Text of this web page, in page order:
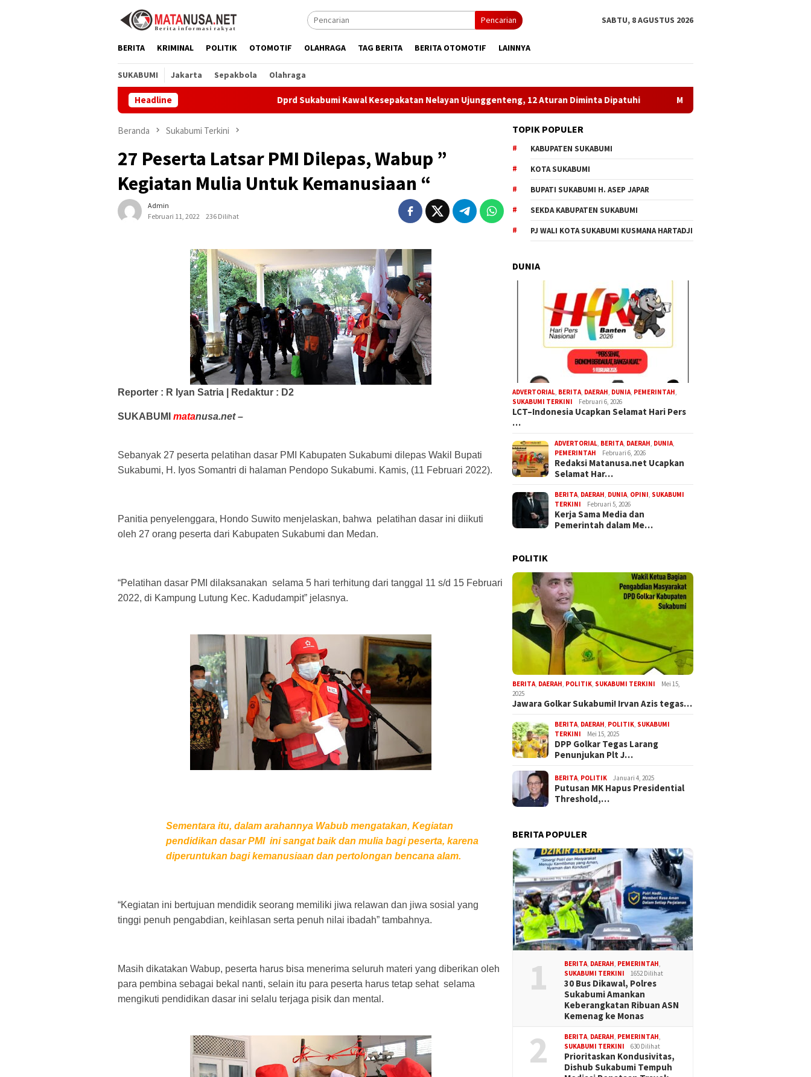
Pencarian SABTU, 8 AGUSTUS 2026
BERITA KRIMINAL POLITIK OTOMOTIF OLAHRAGA TAG BERITA BERITA OTOMOTIF LAINNYA
SUKABUMI Jakarta Sepakbola Olahraga
Headline Dprd Sukabumi Kawal Kesepakatan Nelayan Ujunggenteng, 12 Aturan Diminta Dipatuhi MBG di SDN Pasirwalang Disorot Wali Murid,
Beranda Sukabumi Terkini
27 Peserta Latsar PMI Dilepas, Wabup ”
Kegiatan Mulia Untuk Kemanusiaan “
Admin
Februari 11, 2022
236 Dilihat
Reporter : R Iyan Satria | Redaktur : D2
SUKABUMI matanusa.net –
Sebanyak 27 peserta pelatihan dasar PMI Kabupaten Sukabumi dilepas Wakil Bupati
Sukabumi, H. Iyos Somantri di halaman Pendopo Sukabumi. Kamis, (11 Februari 2022).
Panitia penyelenggara, Hondo Suwito menjelaskan, bahwa  pelatihan dasar ini diikuti
oleh 27 orang peserta dari Kabupaten Sukabumi dan Medan.
“Pelatihan dasar PMI dilaksanakan  selama 5 hari terhitung dari tanggal 11 s/d 15 Februari
2022, di Kampung Lutung Kec. Kadudampit” jelasnya.
Sementara itu, dalam arahannya Wabub mengatakan, Kegiatan
pendidikan dasar PMI  ini sangat baik dan mulia bagi peserta, karena
diperuntukan bagi kemanusiaan dan pertolongan bencana alam.
“Kegiatan ini bertujuan mendidik seorang memiliki jiwa relawan dan jiwa sosial yang
tinggi penuh pengabdian, keihlasan serta penuh nilai ibadah” tambahnya.
Masih dikatakan Wabup, peserta harus bisa menerima seluruh materi yang diberikan oleh
para pembina sebagai bekal nanti, selain itu para peserta harus tetap sehat  selama
mengikuti pendidikan dasar ini selalu terjaga pisik dan mental.
TOPIK POPULER
KABUPATEN SUKABUMI
KOTA SUKABUMI
BUPATI SUKABUMI H. ASEP JAPAR
SEKDA KABUPATEN SUKABUMI
PJ WALI KOTA SUKABUMI KUSMANA HARTADJI
DUNIA
ADVERTORIAL BERITA DAERAH DUNIA PEMERINTAH
SUKABUMI TERKINI
Februari 6, 2026
LCT–Indonesia Ucapkan Selamat Hari Pers
…
ADVERTORIAL BERITA DAERAH DUNIA
PEMERINTAH
Februari 6, 2026
Redaksi Matanusa.net Ucapkan
Selamat Har…
BERITA DAERAH DUNIA OPINI SUKABUMI
TERKINI
Februari 5, 2026
Kerja Sama Media dan
Pemerintah dalam Me…
POLITIK
BERITA DAERAH POLITIK SUKABUMI TERKINI
Mei 15,
2025
Jawara Golkar Sukabumi! Irvan Azis tegas…
BERITA DAERAH POLITIK SUKABUMI
TERKINI
Mei 15, 2025
DPP Golkar Tegas Larang
Penunjukan Plt J…
BERITA POLITIK Januari 4, 2025
Putusan MK Hapus Presidential
Threshold,…
BERITA POPULER
1 BERITA, DAERAH, PEMERINTAH,
SUKABUMI TERKINI
1652 Dilihat
30 Bus Dikawal, Polres
Sukabumi Amankan
Keberangkatan Ribuan ASN
Kemenag ke Monas
2 BERITA, DAERAH, PEMERINTAH,
SUKABUMI TERKINI
630 Dilihat
Prioritaskan Kondusivitas,
Dishub Sukabumi Tempuh